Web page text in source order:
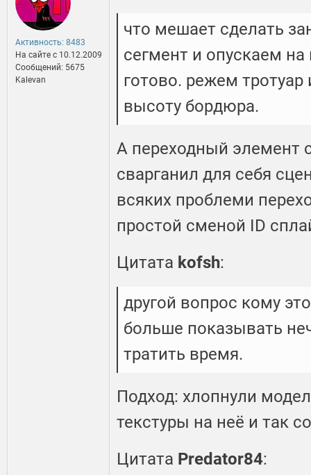
Активность: 8483
На сайте c 10.12.2009
Сообщений: 5675
Kalevan
что мешает сделать
сегмент и опускаем
готово. режем
высоту бордюра.
А переходный элемент
сварганил для себя
всяких проблеми
простой сменой ID
Цитата kofsh:
другой вопрос кому
больше показывать
тратить время.
Подход: хлопнули
текстуры на неё и так
Цитата Predator84: